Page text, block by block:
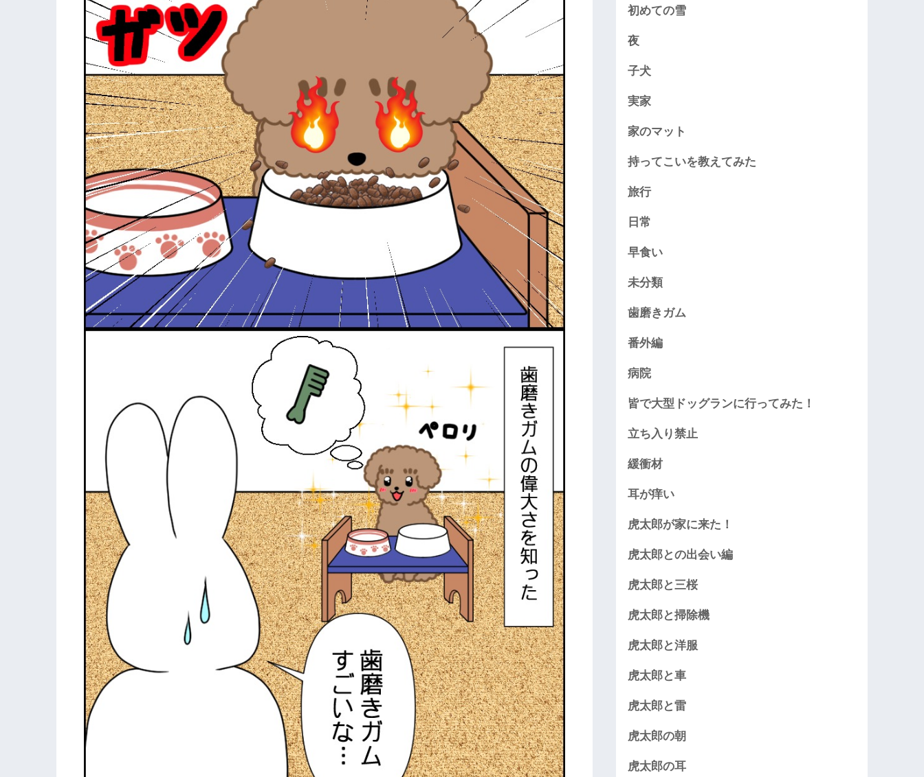
初めての雪
夜
子犬
実家
家のマット
持ってこいを教えてみた
旅行
日常
早食い
未分類
歯磨きガム
番外編
病院
皆で大型ドッグランに行ってみた！
立ち入り禁止
緩衝材
耳が痒い
虎太郎が家に来た！
虎太郎との出会い編
虎太郎と三桜
虎太郎と掃除機
虎太郎と洋服
虎太郎と車
虎太郎と雷
虎太郎の朝
虎太郎の耳